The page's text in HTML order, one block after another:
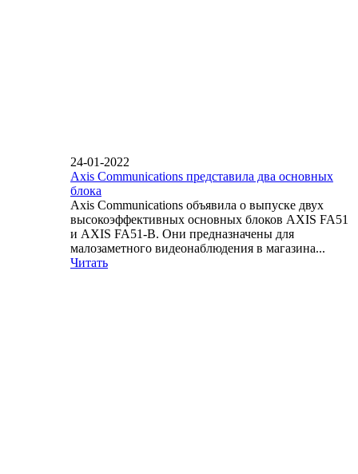
24-01-2022
Axis Communications представила два основных
блока
Axis Communications объявила о выпуске двух
высокоэффективных основных блоков AXIS FA51
и AXIS FA51-B. Они предназначены для
малозаметного видеонаблюдения в магазина...
Читать